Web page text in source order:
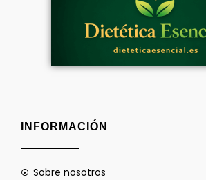
INFORMACIÓN
Sobre nosotros